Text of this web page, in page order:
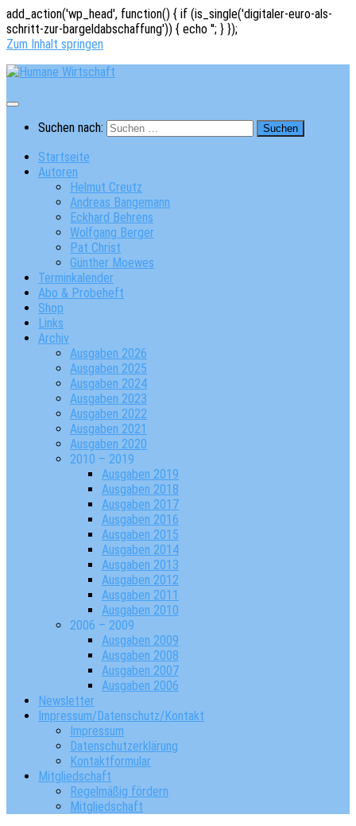
add_action('wp_head', function() { if (is_single('digitaler-euro-als-
schritt-zur-bargeldabschaffung')) { echo ''; } });
Zum Inhalt springen
Suchen nach:
Startseite
Autoren
Helmut Creutz
Andreas Bangemann
Eckhard Behrens
Wolfgang Berger
Pat Christ
Günther Moewes
Terminkalender
Abo & Probeheft
Shop
Links
Archiv
Ausgaben 2026
Ausgaben 2025
Ausgaben 2024
Ausgaben 2023
Ausgaben 2022
Ausgaben 2021
Ausgaben 2020
2010 – 2019
Ausgaben 2019
Ausgaben 2018
Ausgaben 2017
Ausgaben 2016
Ausgaben 2015
Ausgaben 2014
Ausgaben 2013
Ausgaben 2012
Ausgaben 2011
Ausgaben 2010
2006 – 2009
Ausgaben 2009
Ausgaben 2008
Ausgaben 2007
Ausgaben 2006
Newsletter
Impressum/Datenschutz/Kontakt
Impressum
Datenschutzerklärung
Kontaktformular
Mitgliedschaft
Regelmäßig fördern
Mitgliedschaft